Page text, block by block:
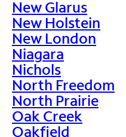
New Glarus
New Holstein
New London
Niagara
Nichols
North Freedom
North Prairie
Oak Creek
Oakfield